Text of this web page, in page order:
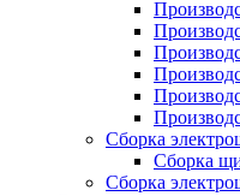
Сборка
Сборка
Сборка